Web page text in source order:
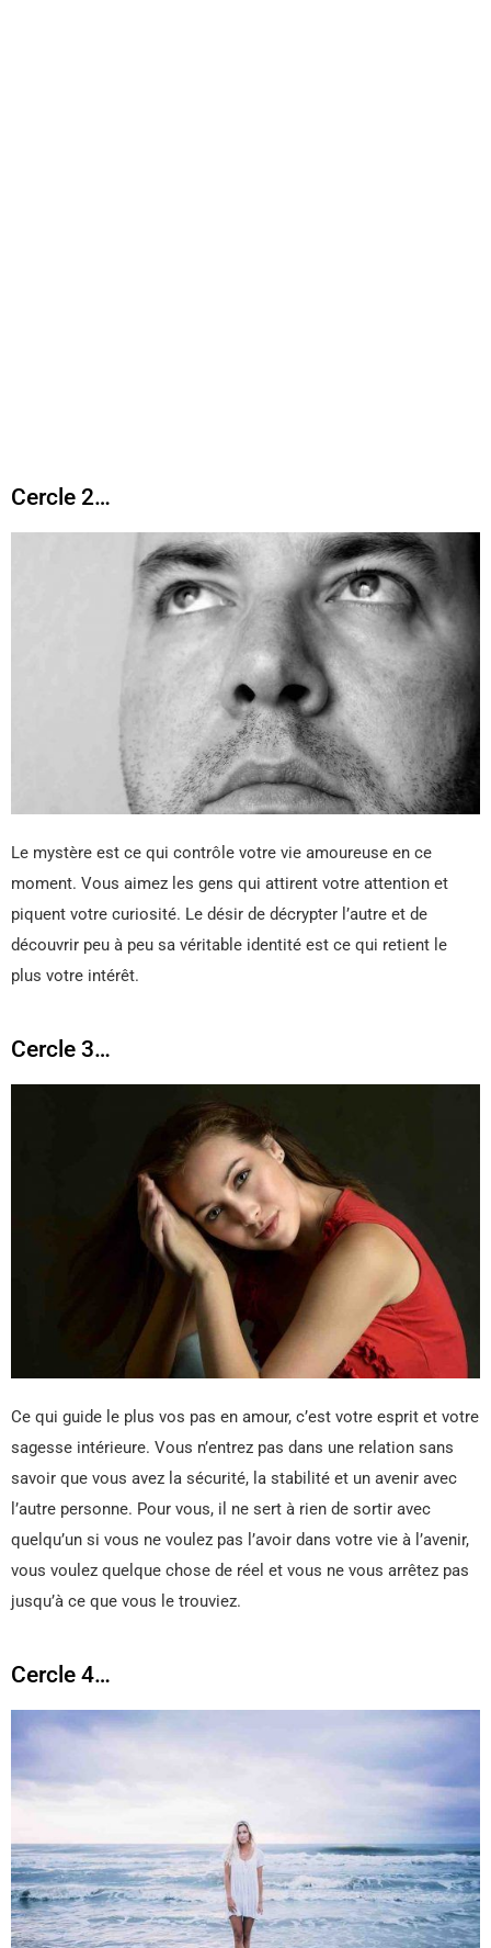
Cercle 2…
Le mystère est ce qui contrôle votre vie amoureuse en ce
moment. Vous aimez les gens qui attirent votre attention et
piquent votre curiosité. Le désir de décrypter l’autre et de
découvrir peu à peu sa véritable identité est ce qui retient le
plus votre intérêt.
Cercle 3…
Ce qui guide le plus vos pas en amour, c’est votre esprit et votre
sagesse intérieure. Vous n’entrez pas dans une relation sans
savoir que vous avez la sécurité, la stabilité et un avenir avec
l’autre personne. Pour vous, il ne sert à rien de sortir avec
quelqu’un si vous ne voulez pas l’avoir dans votre vie à l’avenir,
vous voulez quelque chose de réel et vous ne vous arrêtez pas
jusqu’à ce que vous le trouviez.
Cercle 4…